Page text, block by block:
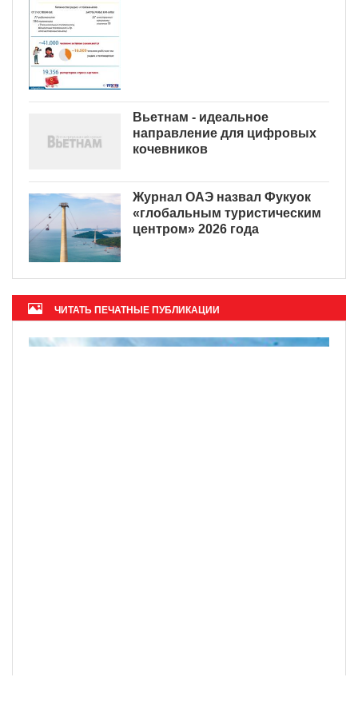
Вьетнам - идеальное
направление для цифровых
кочевников
Журнал ОАЭ назвал Фукуок
«глобальным туристическим
центром» 2026 года
ЧИТАТЬ ПЕЧАТНЫЕ ПУБЛИКАЦИИ